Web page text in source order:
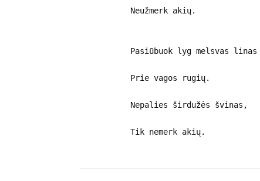
Neužmerk akių.
Pasiūbuok lyg melsvas linas
Prie vagos rugių.
Nepalies širdužės švinas,
Tik nemerk akių.